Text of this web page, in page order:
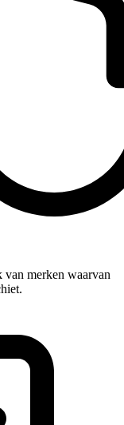
van merken waarvan